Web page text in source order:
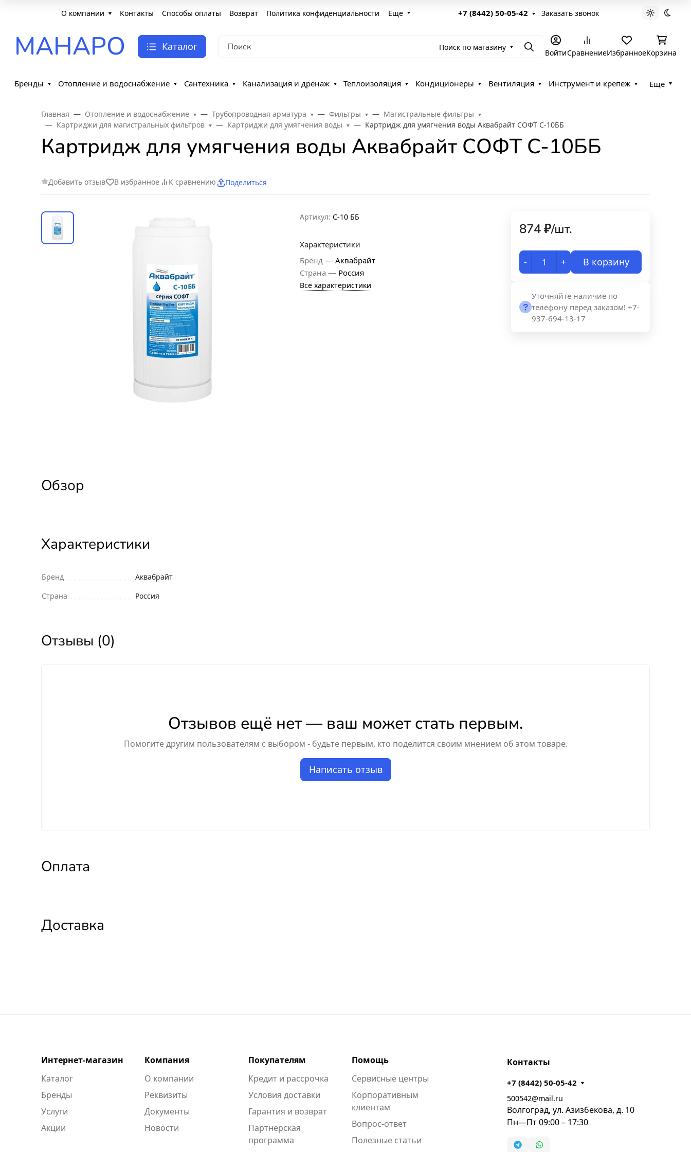
О компании Контакты Способы оплаты Возврат Политика конфиденциальности Еще +7 (8442) 50-05-42 Заказать звонок Светлая
МАНАРО Каталог Поиск по магазину ПоискВойтиСравнениеИзбранноеКорзина
Бренды Отопление и водоснабжение Сантехника Канализация и дренаж Теплоизоляция Кондиционеры Вентиляция Инструмент и крепеж Еще
Главная Отопление и водоснабжение Трубопроводная арматура Фильтры
Магистральные фильтры
Картриджи для магистральных фильтров
Картриджи для умягчения воды Картридж для умягчения воды Аквабрайт СОФТ С-10ББ
Картридж для умягчения воды Аквабрайт СОФТ С-10ББ
Добавить отзыв В избранное К сравнению Поделиться
Артикул: С-10 ББ
Характеристики
Бренд — Аквабрайт
Страна — Россия
Все характеристики
874₽/шт.
- + В корзину
Уточняйте наличие по
телефону перед заказом! +7-
937-694-13-17
Обзор
Характеристики
Бренд
Аквабрайт
Страна
Россия
Отзывы (0)
Отзывов ещё нет — ваш может стать первым.
Помогите другим пользователям с выбором - будьте первым, кто поделится своим мнением об этом товаре.
Написать отзыв
Оплата
Доставка
Интернет-магазин
Каталог
Бренды
Услуги
Акции
Компания
О компании
Реквизиты
Документы
Новости
Покупателям
Кредит и рассрочка
Условия доставки
Гарантия и возврат
Партнёрская
программа
Помощь
Сервисные центры
Корпоративным
клиентам
Вопрос-ответ
Полезные статьи
Контакты
+7 (8442) 50-05-42
500542@mail.ru
Волгоград, ул. Азизбекова, д. 10
Пн—Пт 09:00 – 17:30